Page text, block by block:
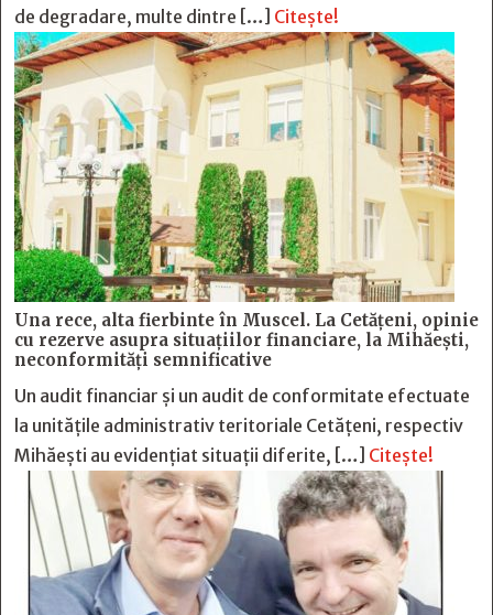
de degradare, multe dintre […] Citește!
Una rece, alta fierbinte în Muscel. La Cetăţeni, opinie
cu rezerve asupra situaţiilor financiare, la Mihăeşti,
neconformităţi semnificative
Un audit financiar și un audit de conformitate efectuate
la unitățile administrativ teritoriale Cetățeni, respectiv
Mihăești au evidențiat situații diferite, […] Citește!